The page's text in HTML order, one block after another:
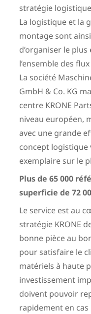
stratégie
La logistique et la
montage sont
d’organiser le
l’ensemble des
La société
GmbH & Co. KG
centre KRONE
niveau européen,
avec une grande
concept logistique
exemplaire sur le
Plus de 65 000
superficie de 72
Le service est au
stratégie KRONE
bonne pièce au
pour satisfaire le
matériels à haute
investissement
doivent pouvoir
rapidement en